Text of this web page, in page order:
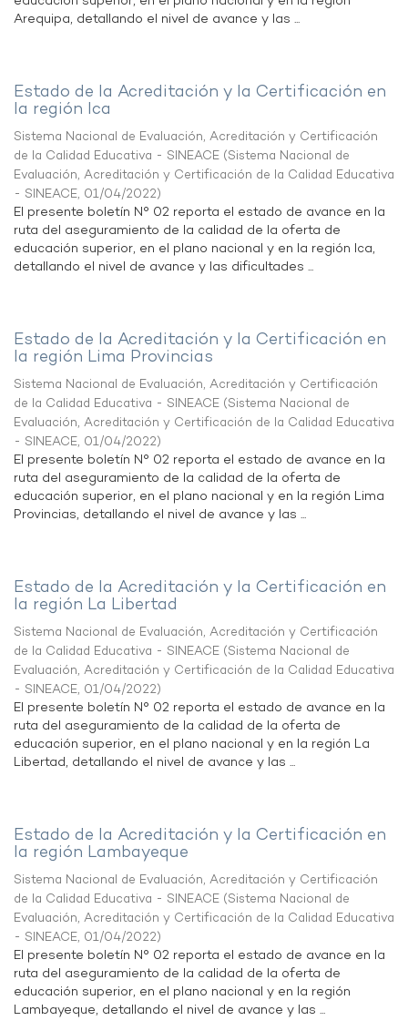
Arequipa, detallando el nivel de avance y las ...
Estado de la Acreditación y la Certificación en
la región Ica
Sistema Nacional de Evaluación, Acreditación y Certificación
de la Calidad Educativa - SINEACE (Sistema Nacional de
Evaluación, Acreditación y Certificación de la Calidad Educativa
- SINEACE, 01/04/2022)
El presente boletín N° 02 reporta el estado de avance en la
ruta del aseguramiento de la calidad de la oferta de
educación superior, en el plano nacional y en la región Ica,
detallando el nivel de avance y las dificultades ...
Estado de la Acreditación y la Certificación en
la región Lima Provincias
Sistema Nacional de Evaluación, Acreditación y Certificación
de la Calidad Educativa - SINEACE (Sistema Nacional de
Evaluación, Acreditación y Certificación de la Calidad Educativa
- SINEACE, 01/04/2022)
El presente boletín N° 02 reporta el estado de avance en la
ruta del aseguramiento de la calidad de la oferta de
educación superior, en el plano nacional y en la región Lima
Provincias, detallando el nivel de avance y las ...
Estado de la Acreditación y la Certificación en
la región La Libertad
Sistema Nacional de Evaluación, Acreditación y Certificación
de la Calidad Educativa - SINEACE (Sistema Nacional de
Evaluación, Acreditación y Certificación de la Calidad Educativa
- SINEACE, 01/04/2022)
El presente boletín N° 02 reporta el estado de avance en la
ruta del aseguramiento de la calidad de la oferta de
educación superior, en el plano nacional y en la región La
Libertad, detallando el nivel de avance y las ...
Estado de la Acreditación y la Certificación en
la región Lambayeque
Sistema Nacional de Evaluación, Acreditación y Certificación
de la Calidad Educativa - SINEACE (Sistema Nacional de
Evaluación, Acreditación y Certificación de la Calidad Educativa
- SINEACE, 01/04/2022)
El presente boletín N° 02 reporta el estado de avance en la
ruta del aseguramiento de la calidad de la oferta de
educación superior, en el plano nacional y en la región
Lambayeque, detallando el nivel de avance y las ...